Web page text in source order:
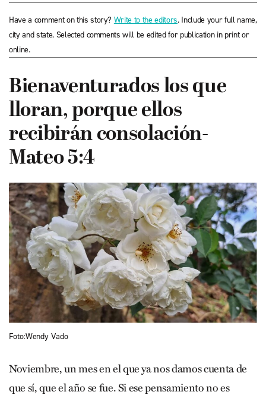
Have a comment on this story? Write to the editors. Include your full name,
city and state. Selected comments will be edited for publication in print or
online.
Bienaventurados los que
lloran, porque ellos
recibirán consolación-
Mateo 5:4
Foto:Wendy Vado
Noviembre, un mes en el que ya nos damos cuenta de
que sí, que el año se fue. Si ese pensamiento no es